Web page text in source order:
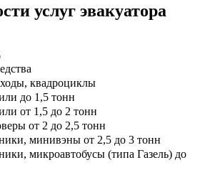
услуг эвакуатора
квадроциклы
до 1,5 тонн
от 1,5 до 2 тонн
от 2 до 2,5 тонн
минивэны от 2,5 до 3 тонн
микроавтобусы (типа Газель) до